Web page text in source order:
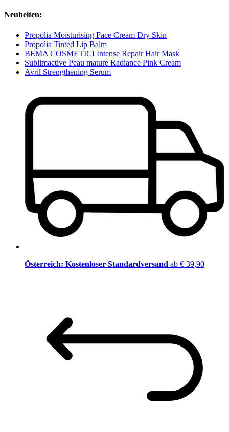
Neuheiten:
Propolia Moisturising Face Cream Dry Skin
Propolia Tinted Lip Balm
BEMA COSMETICI Intense Repair Hair Mask
Sublimactive Peau mature Radiance Pink Cream
Avril Strengthening Serum
Österreich: Kostenloser Standardversand ab € 39,90